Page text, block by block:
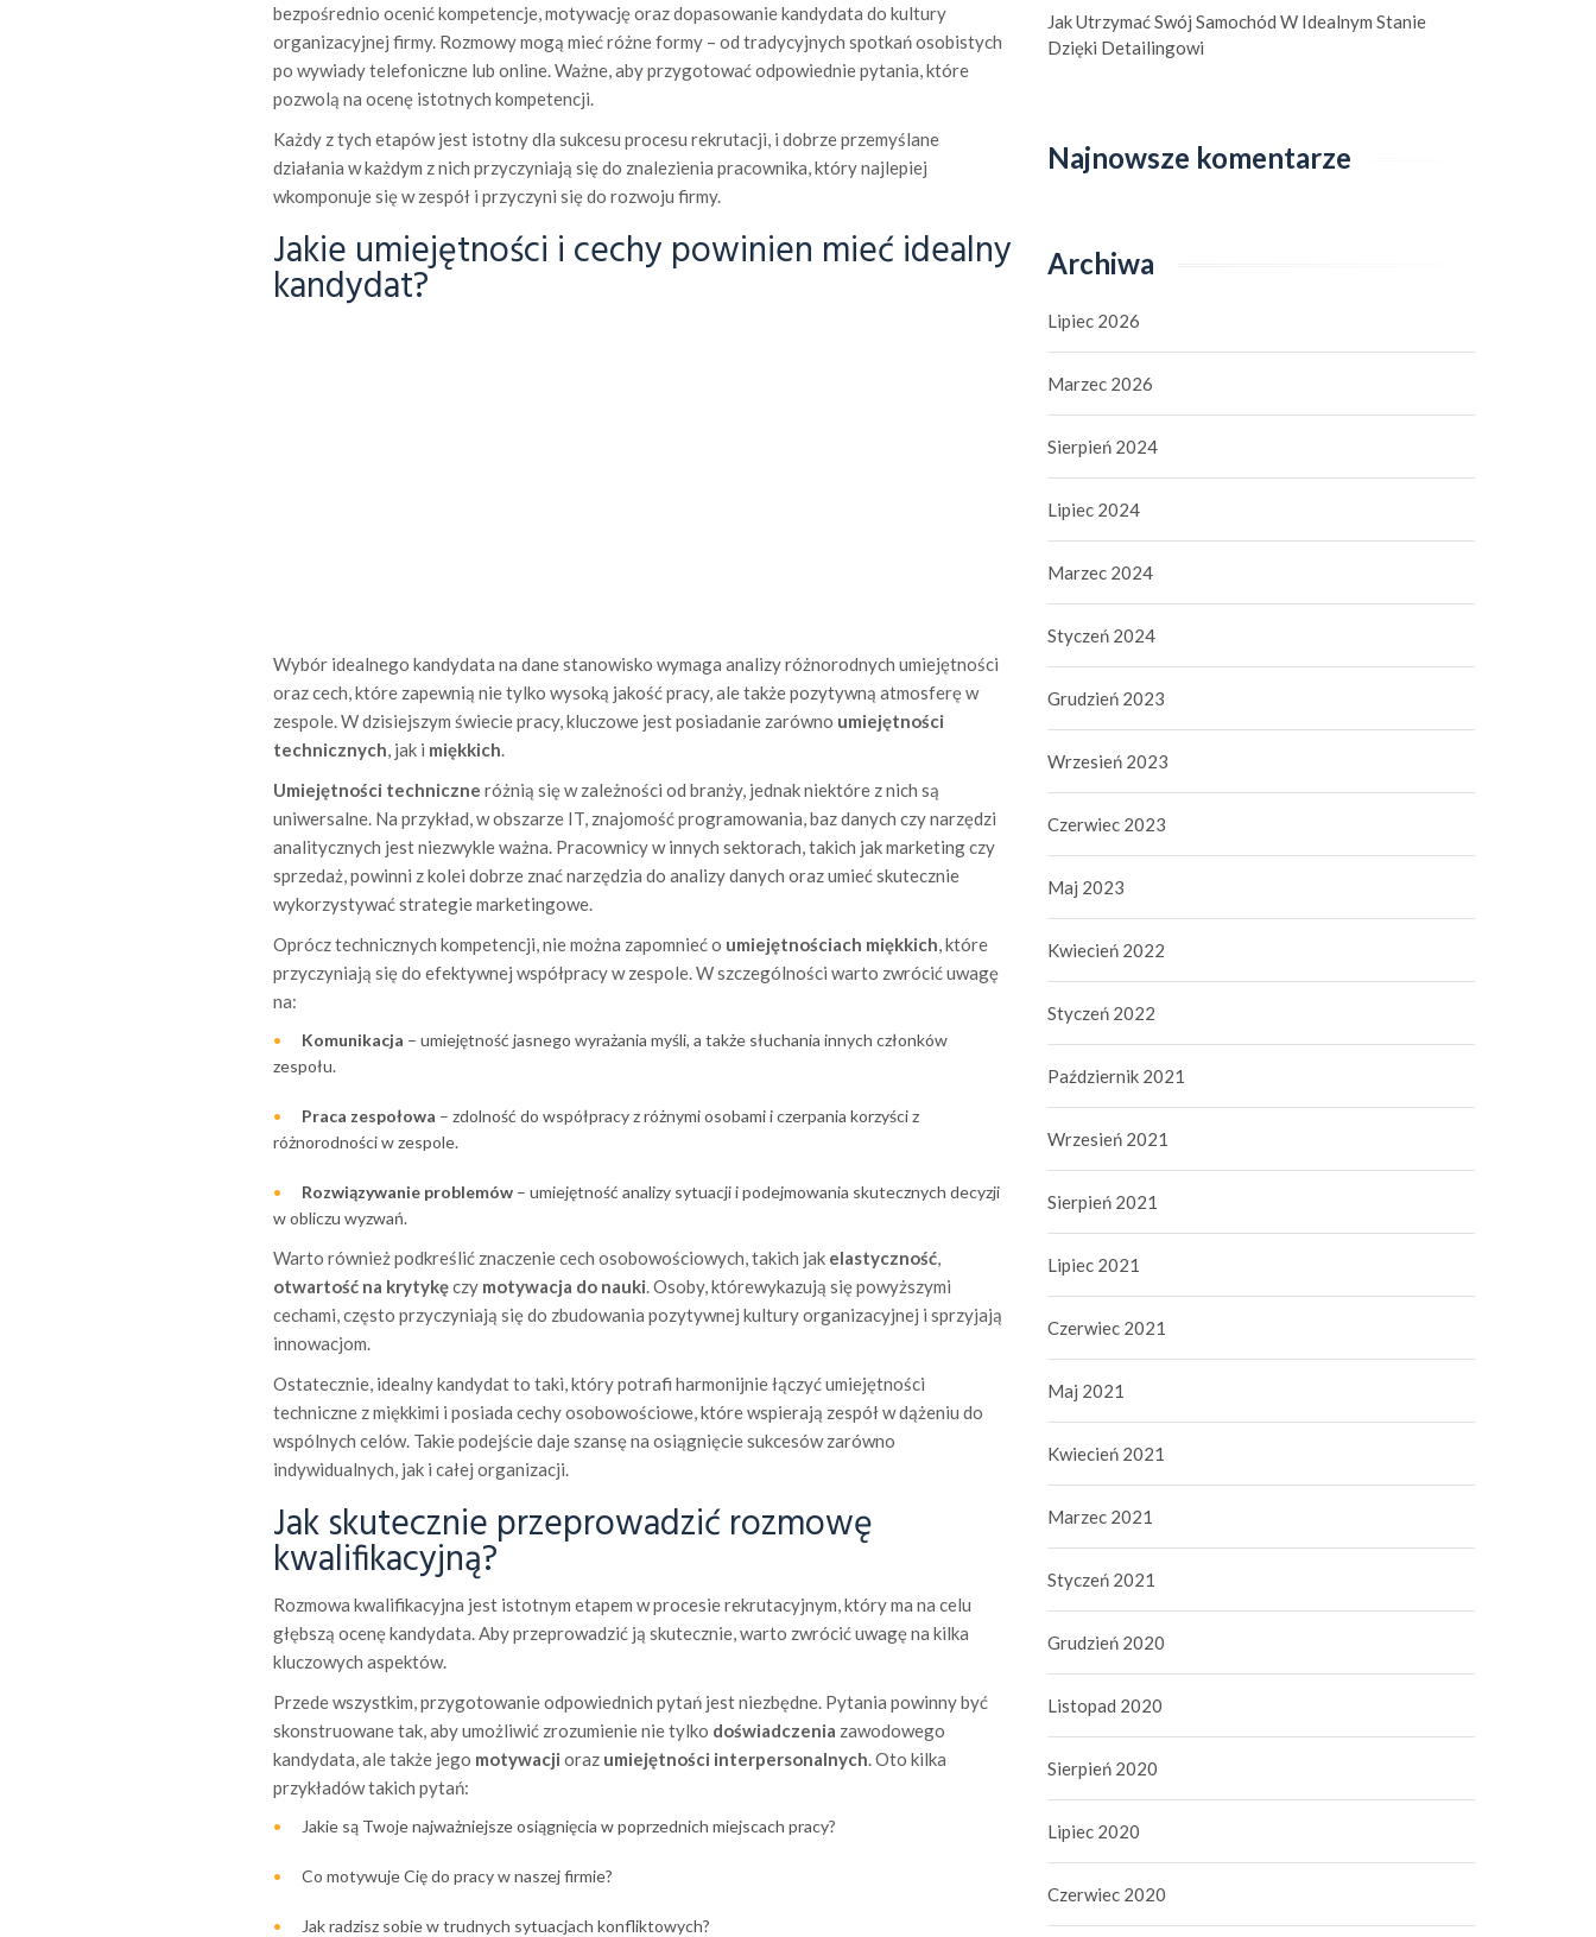
bezpośrednio ocenić kompetencje, motywację oraz dopasowanie kandydata do kultury
organizacyjnej firmy. Rozmowy mogą mieć różne formy – od tradycyjnych spotkań osobistych
po wywiady telefoniczne lub online. Ważne, aby przygotować odpowiednie pytania, które
pozwolą na ocenę istotnych kompetencji.
Każdy z tych etapów jest istotny dla sukcesu procesu rekrutacji, i dobrze przemyślane
działania w każdym z nich przyczyniają się do znalezienia pracownika, który najlepiej
wkomponuje się w zespół i przyczyni się do rozwoju firmy.
Jakie umiejętności i cechy powinien mieć idealny
kandydat?
Wybór idealnego kandydata na dane stanowisko wymaga analizy różnorodnych umiejętności
oraz cech, które zapewnią nie tylko wysoką jakość pracy, ale także pozytywną atmosferę w
zespole. W dzisiejszym świecie pracy, kluczowe jest posiadanie zarówno umiejętności
technicznych, jak i miękkich.
Umiejętności techniczne różnią się w zależności od branży, jednak niektóre z nich są
uniwersalne. Na przykład, w obszarze IT, znajomość programowania, baz danych czy narzędzi
analitycznych jest niezwykle ważna. Pracownicy w innych sektorach, takich jak marketing czy
sprzedaż, powinni z kolei dobrze znać narzędzia do analizy danych oraz umieć skutecznie
wykorzystywać strategie marketingowe.
Oprócz technicznych kompetencji, nie można zapomnieć o umiejętnościach miękkich, które
przyczyniają się do efektywnej współpracy w zespole. W szczególności warto zwrócić uwagę
na:
Komunikacja – umiejętność jasnego wyrażania myśli, a także słuchania innych członków
zespołu.
Praca zespołowa – zdolność do współpracy z różnymi osobami i czerpania korzyści z
różnorodności w zespole.
Rozwiązywanie problemów– umiejętność analizy sytuacji i podejmowania skutecznych decyzji
w obliczu wyzwań.
Warto również podkreślić znaczenie cech osobowościowych, takich jak elastyczność,
otwartość na krytykęczy motywacja do nauki. Osoby, którewykazują się powyższymi
cechami, często przyczyniają się do zbudowania pozytywnej kultury organizacyjnej i sprzyjają
innowacjom.
Ostatecznie, idealny kandydat to taki, który potrafi harmonijnie łączyć umiejętności
techniczne z miękkimi i posiada cechy osobowościowe, które wspierają zespół w dążeniu do
wspólnych celów. Takie podejście daje szansę na osiągnięcie sukcesów zarówno
indywidualnych, jak i całej organizacji.
Jak skutecznie przeprowadzić rozmowę
kwalifikacyjną?
Rozmowa kwalifikacyjna jest istotnym etapem w procesie rekrutacyjnym, który ma na celu
głębszą ocenę kandydata. Aby przeprowadzić ją skutecznie, warto zwrócić uwagę na kilka
kluczowych aspektów.
Przede wszystkim, przygotowanie odpowiednich pytań jest niezbędne. Pytania powinny być
skonstruowane tak, aby umożliwić zrozumienie nie tylko doświadczenia zawodowego
kandydata, ale także jego motywacji oraz umiejętności interpersonalnych. Oto kilka
przykładów takich pytań:
Jakie są Twoje najważniejsze osiągnięcia w poprzednich miejscach pracy?
Co motywuje Cię do pracy w naszej firmie?
Jak radzisz sobie w trudnych sytuacjach konfliktowych?
Jak Utrzymać Swój Samochód W Idealnym Stanie
Dzięki Detailingowi
Najnowsze komentarze
Archiwa
Lipiec 2026
Marzec 2026
Sierpień 2024
Lipiec 2024
Marzec 2024
Styczeń 2024
Grudzień 2023
Wrzesień 2023
Czerwiec 2023
Maj 2023
Kwiecień 2022
Styczeń 2022
Październik 2021
Wrzesień 2021
Sierpień 2021
Lipiec 2021
Czerwiec 2021
Maj 2021
Kwiecień 2021
Marzec 2021
Styczeń 2021
Grudzień 2020
Listopad 2020
Sierpień 2020
Lipiec 2020
Czerwiec 2020